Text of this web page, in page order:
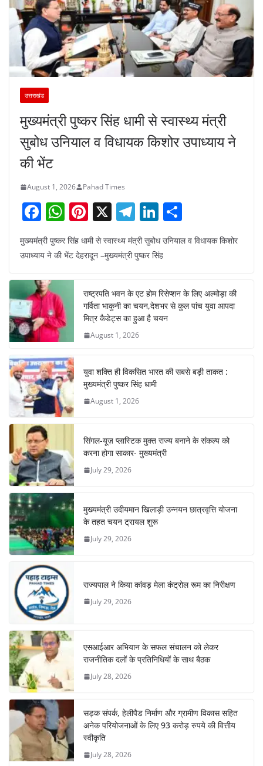
उत्तराखंड
मुख्यमंत्री पुष्कर सिंह धामी से स्वास्थ्य मंत्री
सुबोध उनियाल व विधायक किशोर उपाध्याय ने
की भेंट
August 1, 2026 Pahad Times
F
a
c
b
o
o
k
W
h
at
A
p
p
Pi
nt
er
e
st
X T
el
e
gr
a
m
Li
n
k
dI
n
ar
मुख्यमंत्री पुष्कर सिंह धामी से स्वास्थ्य मंत्री सुबोध उनियाल व विधायक किशोर
उपाध्याय ने की भेंट देहरादून –मुख्यमंत्री पुष्कर सिंह
राष्ट्रपति भवन के एट होम रिसेप्शन के लिए अल्मोड़ा की
गर्विता भाकुनी का चयन,देशभर से कुल पांच युवा आपदा
मित्र कैडेट्स का हुआ है चयन
August 1, 2026
युवा शक्ति ही विकसित भारत की सबसे बड़ी ताकत :
मुख्यमंत्री पुष्कर सिंह धामी
August 1, 2026
सिंगल-यूज़ प्लास्टिक मुक्त राज्य बनाने के संकल्प को
करना होगा साकार- मुख्यमंत्री
July 29, 2026
मुख्यमंत्री उदीयमान खिलाड़ी उन्नयन छात्रवृत्ति योजना
के तहत चयन ट्रायल शुरू
July 29, 2026
राज्यपाल ने किया कांवड़ मेला कंट्रोल रूम का निरीक्षण
July 29, 2026
एसआईआर अभियान के सफल संचालन को लेकर
राजनीतिक दलों के प्रतिनिधियों के साथ बैठक
July 28, 2026
सड़क संपर्क, हेलीपैड निर्माण और ग्रामीण विकास सहित
अनेक परियोजनाओं के लिए 93 करोड़ रुपये की वित्तीय
स्वीकृति
July 28, 2026